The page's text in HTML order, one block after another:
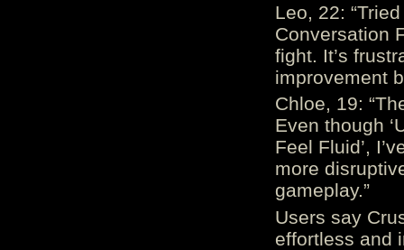
Leo, 22:
Conversation
fight. It’s
improvement
Chloe, 19:
Even though
Feel Fluid’,
more
gameplay.”
Users say
effortless and